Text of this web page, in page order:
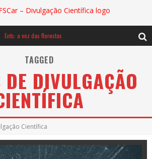
Ents: a voz das florestas
Notáveis: Bertha Lutz
Baú de Histórias - A jamais imaginada aventura com os moinhos de vento
TAGGED
DIVULGAÇÃO
Científica